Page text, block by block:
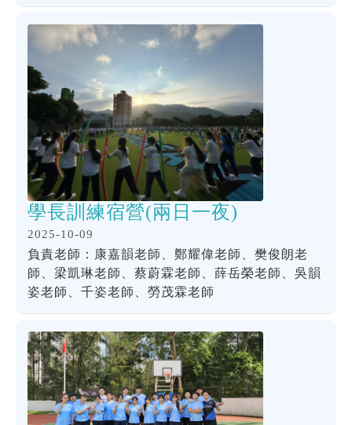
學長訓練宿營(兩日一夜)
2025-10-09
負責老師：康嘉韻老師、鄭耀偉老師、樊俊朗老
師、梁凱琳老師、蔡蔚霖老師、薛岳榮老師、吳韻
姿老師、千姿老師、勞茂霖老師